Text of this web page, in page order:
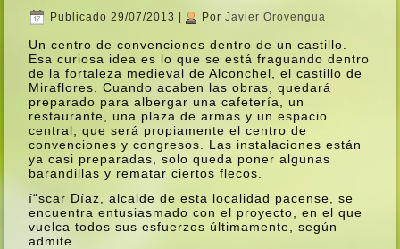
Publicado 29/07/2013 Por Javier Orovengua
Un centro de convenciones dentro de un castillo.
Esa curiosa idea es lo que se está fraguando dentro
de la fortaleza medieval de Alconchel, el castillo de
Miraflores. Cuando acaben las obras, quedará
preparado para albergar una cafeterí­a, un
restaurante, una plaza de armas y un espacio
central, que será propiamente el centro de
convenciones y congresos. Las instalaciones están
ya casi preparadas, solo queda poner algunas
barandillas y rematar ciertos flecos.
í“scar Dí­az, alcalde de esta localidad pacense, se
encuentra entusiasmado con el proyecto, en el que
vuelca todos sus esfuerzos últimamente, según
admite.